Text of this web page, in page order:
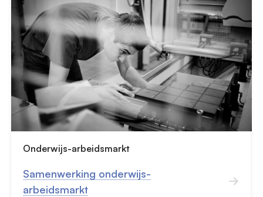
Onderwijs-arbeidsmarkt
Samenwerking onderwijs-
arbeidsmarkt